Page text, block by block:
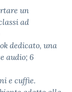
un
ad
dedicato, una
audio; 6
e cuffie.